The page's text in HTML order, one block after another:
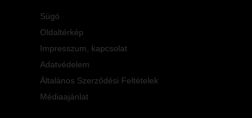
Súgó
Oldaltérkép
Impresszum, kapcsolat
Adatvédelem
Általános Szerződési Feltételek
Médiaajánlat